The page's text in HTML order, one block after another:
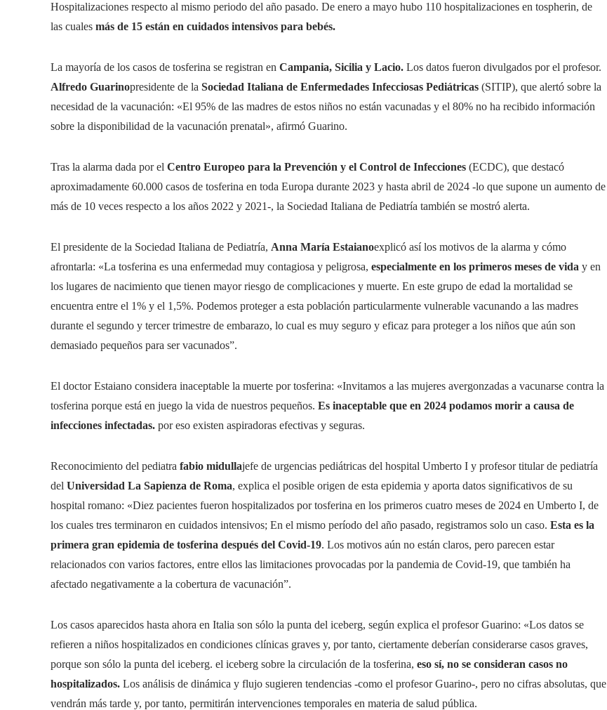
Hospitalizaciones respecto al mismo periodo del año pasado. De enero a mayo hubo 110 hospitalizaciones en tospherin, de
las cuales más de 15 están en cuidados intensivos para bebés.
La mayoría de los casos de tosferina se registran en Campania, Sicilia y Lacio. Los datos fueron divulgados por el profesor.
Alfredo Guarinopresidente de la Sociedad Italiana de Enfermedades Infecciosas Pediátricas (SITIP), que alertó sobre la
necesidad de la vacunación: «El 95% de las madres de estos niños no están vacunadas y el 80% no ha recibido información
sobre la disponibilidad de la vacunación prenatal», afirmó Guarino.
Tras la alarma dada por el Centro Europeo para la Prevención y el Control de Infecciones (ECDC), que destacó
aproximadamente 60.000 casos de tosferina en toda Europa durante 2023 y hasta abril de 2024 -lo que supone un aumento de
más de 10 veces respecto a los años 2022 y 2021-, la Sociedad Italiana de Pediatría también se mostró alerta.
El presidente de la Sociedad Italiana de Pediatría, Anna María Estaianoexplicó así los motivos de la alarma y cómo
afrontarla: «La tosferina es una enfermedad muy contagiosa y peligrosa, especialmente en los primeros meses de vida y en
los lugares de nacimiento que tienen mayor riesgo de complicaciones y muerte. En este grupo de edad la mortalidad se
encuentra entre el 1% y el 1,5%. Podemos proteger a esta población particularmente vulnerable vacunando a las madres
durante el segundo y tercer trimestre de embarazo, lo cual es muy seguro y eficaz para proteger a los niños que aún son
demasiado pequeños para ser vacunados”.
El doctor Estaiano considera inaceptable la muerte por tosferina: «Invitamos a las mujeres avergonzadas a vacunarse contra la
tosferina porque está en juego la vida de nuestros pequeños. Es inaceptable que en 2024 podamos morir a causa de
infecciones infectadas. por eso existen aspiradoras efectivas y seguras.
Reconocimiento del pediatra fabio midullajefe de urgencias pediátricas del hospital Umberto I y profesor titular de pediatría
del Universidad La Sapienza de Roma, explica el posible origen de esta epidemia y aporta datos significativos de su
hospital romano: «Diez pacientes fueron hospitalizados por tosferina en los primeros cuatro meses de 2024 en Umberto I, de
los cuales tres terminaron en cuidados intensivos; En el mismo período del año pasado, registramos solo un caso. Esta es la
primera gran epidemia de tosferina después del Covid-19. Los motivos aún no están claros, pero parecen estar
relacionados con varios factores, entre ellos las limitaciones provocadas por la pandemia de Covid-19, que también ha
afectado negativamente a la cobertura de vacunación”.
Los casos aparecidos hasta ahora en Italia son sólo la punta del iceberg, según explica el profesor Guarino: «Los datos se
refieren a niños hospitalizados en condiciones clínicas graves y, por tanto, ciertamente deberían considerarse casos graves,
porque son sólo la punta del iceberg. el iceberg sobre la circulación de la tosferina, eso sí, no se consideran casos no
hospitalizados. Los análisis de dinámica y flujo sugieren tendencias -como el profesor Guarino-, pero no cifras absolutas, que
vendrán más tarde y, por tanto, permitirán intervenciones temporales en materia de salud pública.